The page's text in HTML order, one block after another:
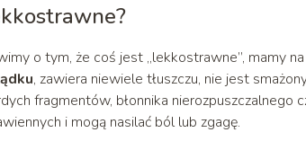
o tym, że coś jest „lekkostrawne”, mamy
, zawiera niewiele tłuszczu, nie jest
fragmentów, błonnika nierozpuszczalnego
i mogą nasilać ból lub zgagę.